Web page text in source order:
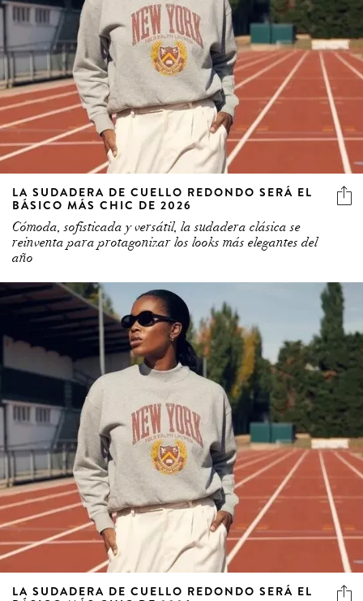
LA SUDADERA DE CUELLO REDONDO SERÁ EL
BÁSICO MÁS CHIC DE 2026
Cómoda, sofisticada y versátil, la sudadera clásica se
reinventa para protagonizar los looks más elegantes del
año
LA SUDADERA DE CUELLO REDONDO SERÁ EL
BÁSICO MÁS CHIC DE 2026